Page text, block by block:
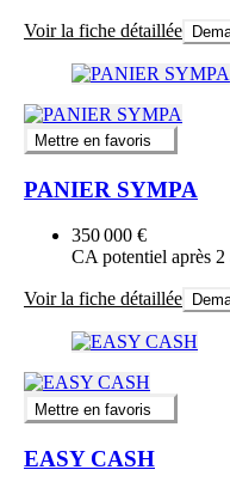
Voir la fiche détaillée
Mettre en favoris
PANIER SYMPA
350 000 €
CA potentiel après 2
Voir la fiche détaillée
Mettre en favoris
EASY CASH